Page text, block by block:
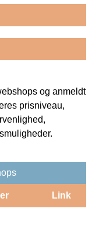
og anmeldt
prisniveau,
Link